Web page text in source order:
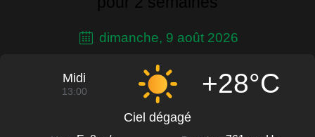
dimanche, 9 août 2026
Midi
13:00 +28°C
Ciel dégagé